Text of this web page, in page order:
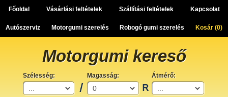
Főoldal Vásárlási feltételek Szállítási feltételek Kapcsolat
Autószerviz Motorgumi szerelés Robogó gumi szerelés Kosár (0)
Motorgumi kereső
Szélesség: Magasság: Átmérő: